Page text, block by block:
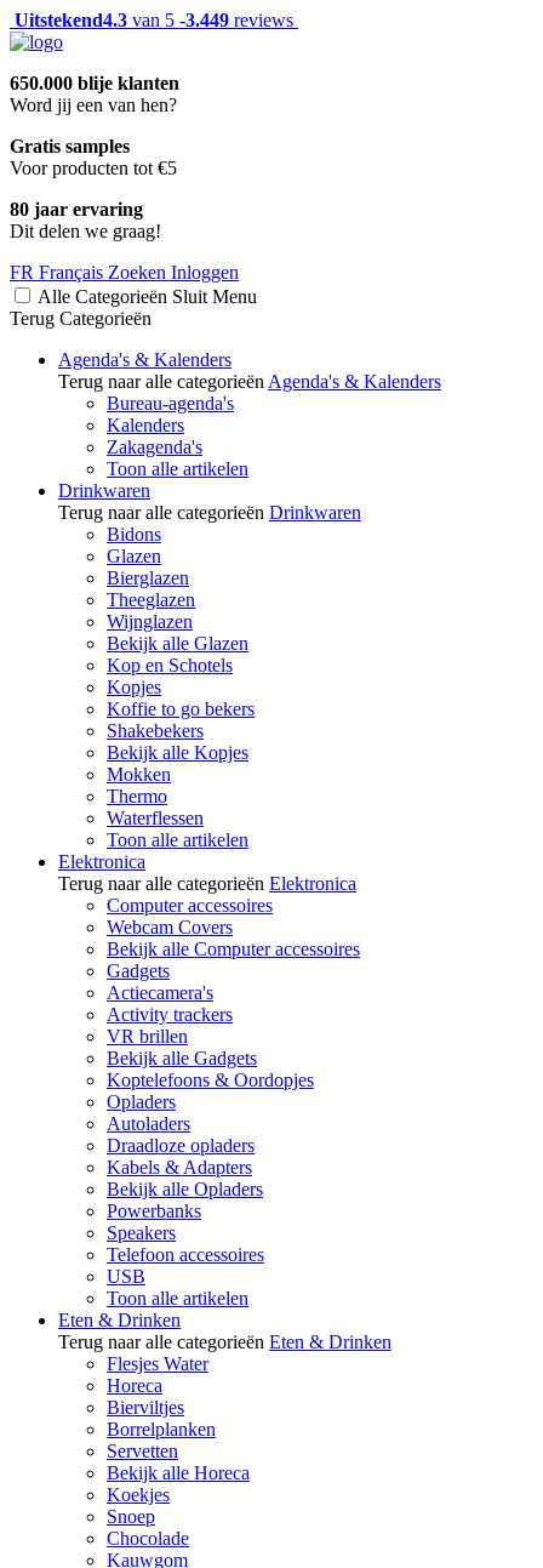
Uitstekend4.3 van 5 -3.449 reviews
650.000 blije klanten
Word jij een van hen?
Gratis samples
Voor producten tot €5
80 jaar ervaring
Dit delen we graag!
FR Français Zoeken Inloggen
Alle Categorieën Sluit Menu
Terug Categorieën
Agenda's & Kalenders
Terug naar alle categorieën Agenda's & Kalenders
Bureau-agenda's
Kalenders
Zakagenda's
Toon alle artikelen
Drinkwaren
Terug naar alle categorieën Drinkwaren
Bidons
Glazen
Bierglazen
Theeglazen
Wijnglazen
Bekijk alle Glazen
Kop en Schotels
Kopjes
Koffie to go bekers
Shakebekers
Bekijk alle Kopjes
Mokken
Thermo
Waterflessen
Toon alle artikelen
Elektronica
Terug naar alle categorieën Elektronica
Computer accessoires
Webcam Covers
Bekijk alle Computer accessoires
Gadgets
Actiecamera's
Activity trackers
VR brillen
Bekijk alle Gadgets
Koptelefoons & Oordopjes
Opladers
Autoladers
Draadloze opladers
Kabels & Adapters
Bekijk alle Opladers
Powerbanks
Speakers
Telefoon accessoires
USB
Toon alle artikelen
Eten & Drinken
Terug naar alle categorieën Eten & Drinken
Flesjes Water
Horeca
Bierviltjes
Borrelplanken
Servetten
Bekijk alle Horeca
Koekjes
Snoep
Chocolade
Kauwgom